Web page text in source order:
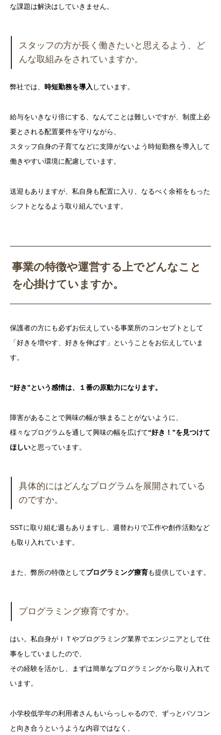
な課題は解決はしていきません。
スタッフの方が長く働きたいと思えるよう、ど
んな取組みをされていますか。
弊社では、 時短勤務を導入 しています。
給与をいきなり倍にする、なんてことは難しいですが、制度上必
要とされる配置要件を守りながら、
スタッフ自身の子育てなどに支障がないよう時短勤務を導入して
働きやすい環境に配慮しています。
送迎もありますが、私自身も配置に入り、なるべく余裕をもった
シフトとなるよう取り組んでいます。
事業の特徴や運営する上でどんなこと
を心掛けていますか。
保護者の方にも必ずお伝えしている事業所のコンセプトとして
「好きを増やす、好きを伸ばす」ということをお伝えしていま
す。
“好き”という感情は、１番の原動力になります。
障害があることで興味の幅が狭まることがないように、
様々なプログラムを通して興味の幅を広げて“好き！”を見つけて
ほしいと思っています。
具体的にはどんなプログラムを展開されている
のですか。
SSTに取り組む週もありますし、週替わりで工作や創作活動など
も取り入れています。
また、弊所の特徴としてプログラミング療育も提供しています。
プログラミング療育ですか。
はい。私自身がＩＴやプログラミング業界でエンジニアとして仕
事をしていましたので、
その経験を活かし、まずは簡単なプログラミングから取り入れて
います。
小学校低学年の利用者さんもいらっしゃるので、ずっとパソコン
と向き合うというような内容ではなく、